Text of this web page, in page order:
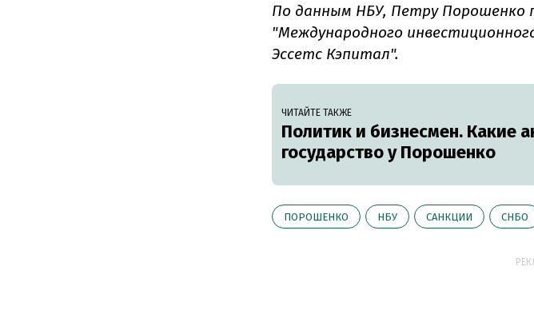
По данным НБУ, Петру Порошенко
"Международного
Эссетс Кэпитал".
ЧИТАЙТЕ ТАКЖЕ
Политик и бизнесмен. Какие
государство у Порошенко
ПОРОШЕНКО НБУ САНКЦИИ СНБО